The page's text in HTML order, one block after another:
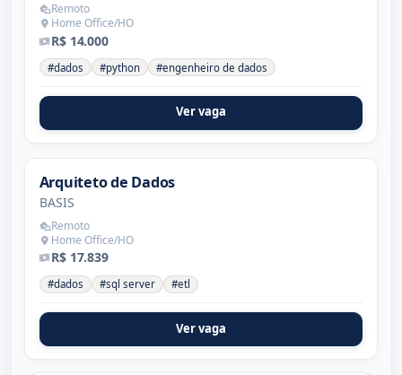
Remoto
Home Office/HO
R$ 14.000
#dados #python #engenheiro de dados
Ver vaga
Arquiteto de Dados
BASIS
Remoto
Home Office/HO
R$ 17.839
#dados #sql server #etl
Ver vaga